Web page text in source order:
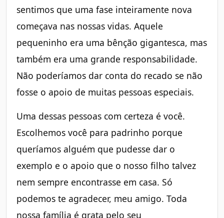
sentimos que uma fase inteiramente nova
começava nas nossas vidas. Aquele
pequeninho era uma bênção gigantesca, mas
também era uma grande responsabilidade.
Não poderíamos dar conta do recado se não
fosse o apoio de muitas pessoas especiais.
Uma dessas pessoas com certeza é você.
Escolhemos você para padrinho porque
queríamos alguém que pudesse dar o
exemplo e o apoio que o nosso filho talvez
nem sempre encontrasse em casa. Só
podemos te agradecer, meu amigo. Toda
nossa família é grata pelo seu